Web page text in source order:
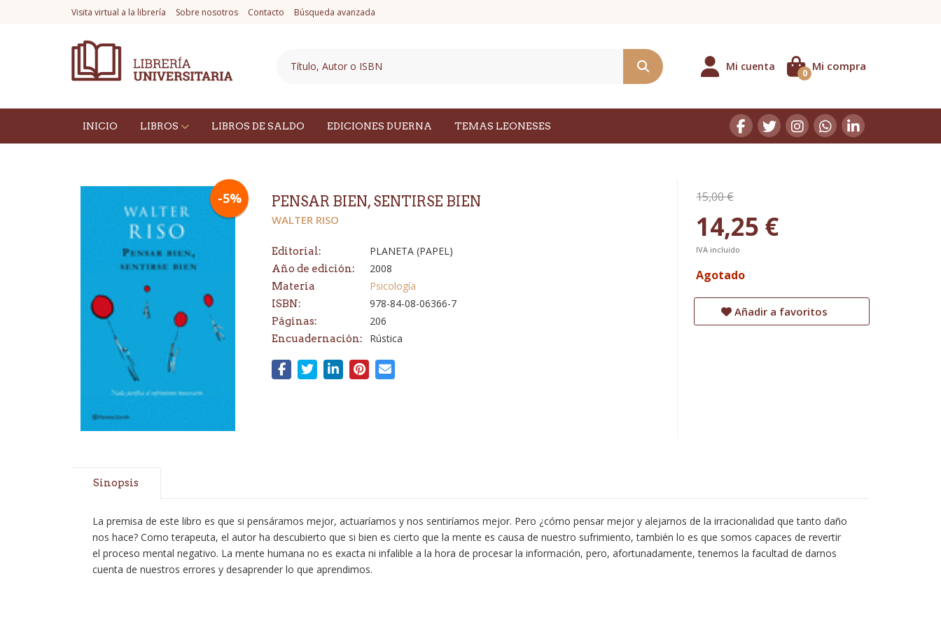
Visita virtual a la librería Sobre nosotros Contacto Búsqueda avanzada
Mi cuenta Mi compra
0
INICIO LIBROS LIBROS DE SALDO EDICIONES DUERNA TEMAS LEONESES
-5% PENSAR BIEN, SENTIRSE BIEN
WALTER RISO
Editorial: PLANETA (PAPEL)
Año de edición: 2008
Materia Psicología
ISBN: 978-84-08-06366-7
Páginas: 206
Encuadernación: Rústica
15,00 €
14,25 €
IVA incluido
Agotado
Añadir a favoritos
Sinopsis
La premisa de este libro es que si pensáramos mejor, actuaríamos y nos sentiríamos mejor. Pero ¿cómo pensar mejor y alejarnos de la irracionalidad que tanto daño
nos hace? Como terapeuta, el autor ha descubierto que si bien es cierto que la mente es causa de nuestro sufrimiento, también lo es que somos capaces de revertir
el proceso mental negativo. La mente humana no es exacta ni infalible a la hora de procesar la información, pero, afortunadamente, tenemos la facultad de darnos
cuenta de nuestros errores y desaprender lo que aprendimos.